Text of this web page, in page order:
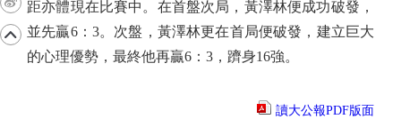
距亦體現在比賽中。在首盤次局，黃澤林便成功破發，
並先贏6：3。次盤，黃澤林更在首局便破發，建立巨大
的心理優勢，最終他再贏6：3，躋身16強。
讀大公報PDF版面